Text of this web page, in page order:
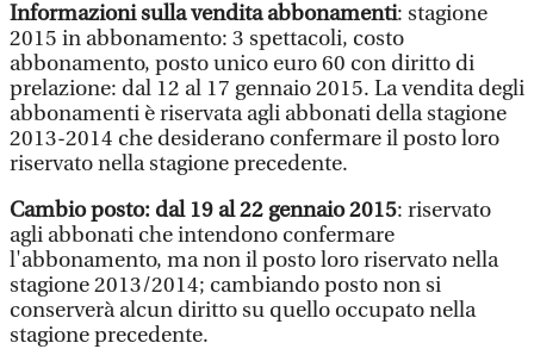
Informazioni sulla vendita abbonamenti: stagione
2015 in abbonamento: 3 spettacoli, costo
abbonamento, posto unico euro 60 con diritto di
prelazione: dal 12 al 17 gennaio 2015. La vendita degli
abbonamenti è riservata agli abbonati della stagione
2013-2014 che desiderano confermare il posto loro
riservato nella stagione precedente.
Cambio posto: dal 19 al 22 gennaio 2015: riservato
agli abbonati che intendono confermare
l'abbonamento, ma non il posto loro riservato nella
stagione 2013/2014; cambiando posto non si
conserverà alcun diritto su quello occupato nella
stagione precedente.